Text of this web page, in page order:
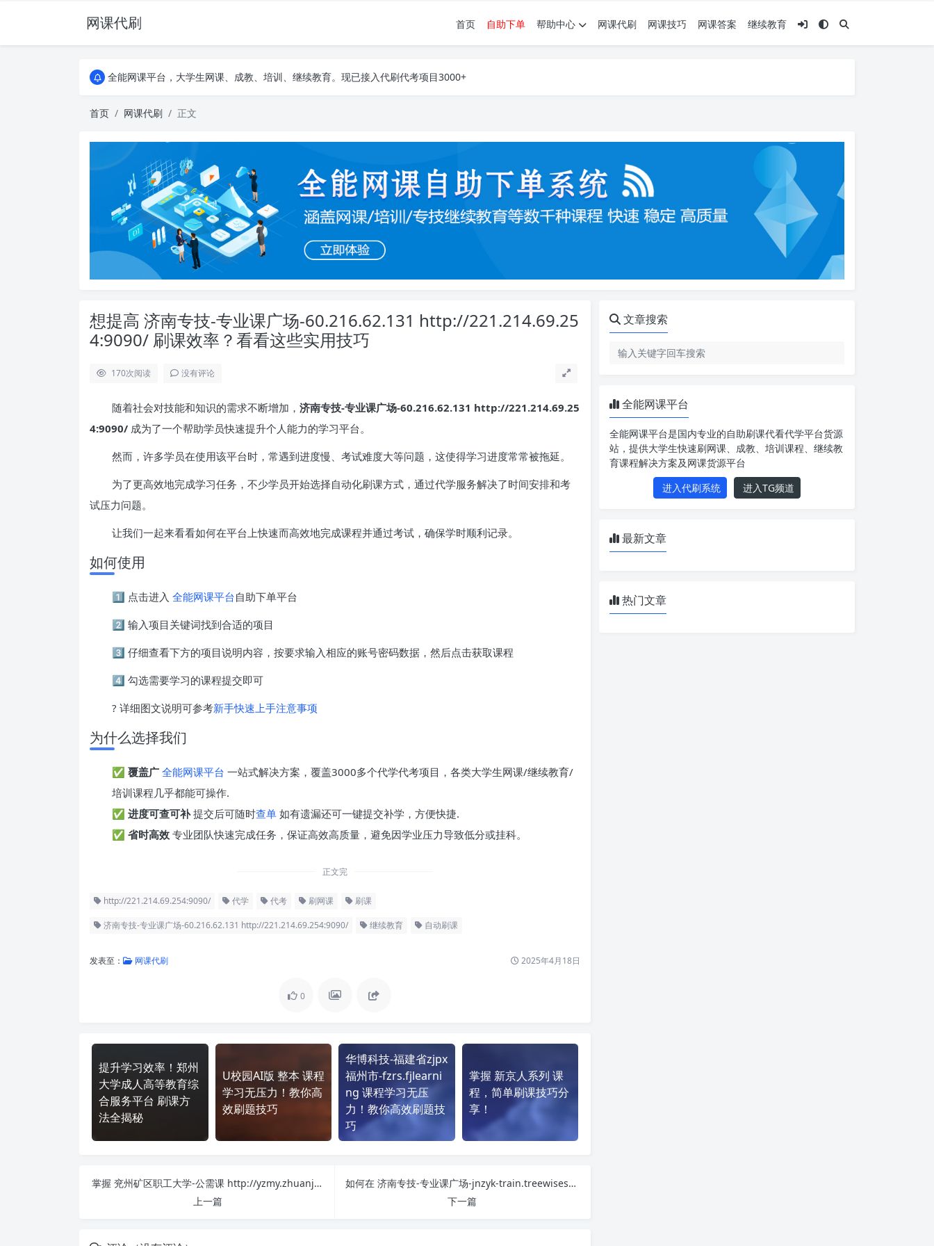
网课代刷 首页 自助下单 帮助中心 网课代刷 网课技巧 网课答案 继续教育
AI论文写作平台，根据真实文献内容生成论文
全能网课平台，大学生网课、成教、培训、继续教育。现已接入代刷代考项目3000+
全能网课平台，大学生网课、成教、培训、继续教育。现已接入代刷代考项目3000+
首页 网课代刷 正文
想提高 济南专技-专业课广场-60.216.62.131 http://221.214.69.25
4:9090/ 刷课效率？看看这些实用技巧
170次阅读 没有评论
随着社会对技能和知识的需求不断增加， 济南专技-专业课广场-60.216.62.131 http://221.214.69.25
4:9090/ 成为了一个帮助学员快速提升个人能力的学习平台。
然而，许多学员在使用该平台时，常遇到进度慢、考试难度大等问题，这使得学习进度常常被拖延。
为了更高效地完成学习任务，不少学员开始选择自动化刷课方式，通过代学服务解决了时间安排和考
试压力问题。
让我们一起来看看如何在平台上快速而高效地完成课程并通过考试，确保学时顺利记录。
如何使用
1️⃣ 点击进入 全能网课平台自助下单平台
2️⃣ 输入项目关键词找到合适的项目
3️⃣ 仔细查看下方的项目说明内容，按要求输入相应的账号密码数据，然后点击获取课程
4️⃣ 勾选需要学习的课程提交即可
? 详细图文说明可参考新手快速上手注意事项
为什么选择我们
✅ 覆盖广 全能网课平台 一站式解决方案，覆盖3000多个代学代考项目，各类大学生网课/继续教育/
培训课程几乎都能可操作.
✅ 进度可查可补提交后可随时查单 如有遗漏还可一键提交补学，方便快捷.
✅ 省时高效 专业团队快速完成任务，保证高效高质量，避免因学业压力导致低分或挂科。
正文完
http://221.214.69.254:9090/ 代学 代考 刷网课 刷课
济南专技-专业课广场-60.216.62.131 http://221.214.69.254:9090/ 继续教育 自动刷课
发表至： 网课代刷 2025年4月18日
0
提升学习效率！郑州
大学成人高等教育综
合服务平台 刷课方
法全揭秘
U校园AI版 整本 课程
学习无压力！教你高
效刷题技巧
华博科技-福建省zjpx
福州市-fzrs.fjlearni
ng 课程学习无压
力！教你高效刷题技
巧
掌握 新京人系列 课
程，简单刷课技巧分
享！
掌握 兖州矿区职工大学-公需课 http://yzmy.zhuanjipx.com/ 课程，简单刷课技巧分享！
上一篇
如何在 济南专技-专业课广场-jnzyk-train.treewises.com http://221.214.69.254:9090/ 平台快速完成学习任务？
下一篇
文章搜索
全能网课平台
全能网课平台是国内专业的自助刷课代看代学平台货源
站，提供大学生快速刷网课、成教、培训课程、继续教
育课程解决方案及网课货源平台
进入代刷系统
进入TG频道
最新文章
热门文章